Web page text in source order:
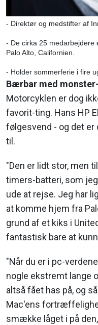
- Direktør og medstifter af
- De cirka 25 medarbejdere
Palo Alto, Californien.
- Holder sommerferie i fire
Bærbar med
Motorcyklen er dog
favorit-ting. Hans HP
følgesvend - og det er
til.
"Den er lidt stor, men
timers-batteri, som
ude at rejse. Jeg har
at komme hjem fra
grund af et kiks i
fantastisk bare at
"Når du er i pc-
nogle ekstremt lange
altså fået has på, og
Mac'ens
smække låget i på